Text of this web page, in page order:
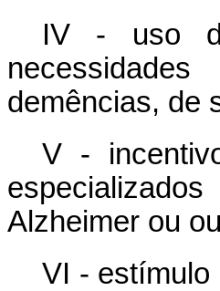
IV - uso
demências, de
V -
Alzheimer ou
VI - estímulo